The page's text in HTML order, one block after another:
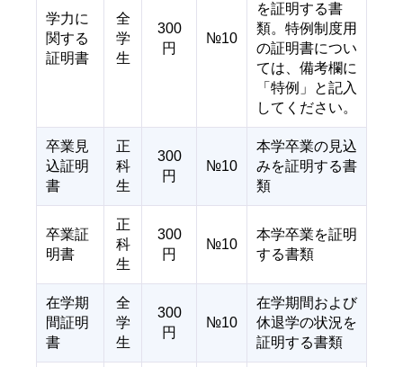
学力に
関する
証明書
全
学
生
300
円
№10
を証明する書
類。特例制度用
の証明書につい
ては、備考欄に
「特例」と記入
してください。
卒業見
込証明
書
正
科
生
300
円
№10
本学卒業の見込
みを証明する書
類
卒業証
明書
正
科
生
300
円
№10
本学卒業を証明
する書類
在学期
間証明
書
全
学
生
300
円
№10
在学期間および
休退学の状況を
証明する書類